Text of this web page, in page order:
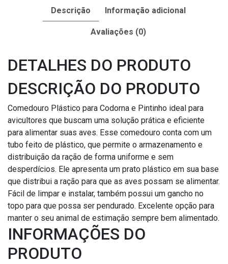
Descrição Informação adicional
Avaliações (0)
DETALHES DO PRODUTO
DESCRIÇÃO DO PRODUTO
Comedouro Plástico para Codorna e Pintinho ideal para
avicultores que buscam uma solução prática e eficiente
para alimentar suas aves. Esse comedouro conta com um
tubo feito de plástico, que permite o armazenamento e
distribuição da ração de forma uniforme e sem
desperdícios. Ele apresenta um prato plástico em sua base
que distribui a ração para que as aves possam se alimentar.
Fácil de limpar e instalar, também possui um gancho no
topo para que possa ser pendurado. Excelente opção para
manter o seu animal de estimação sempre bem alimentado.
INFORMAÇÕES DO
PRODUTO